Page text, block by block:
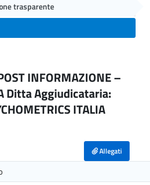
trasparente
INFORMAZIONE –
Ditta Aggiudicataria:
ITALIA
Allegati